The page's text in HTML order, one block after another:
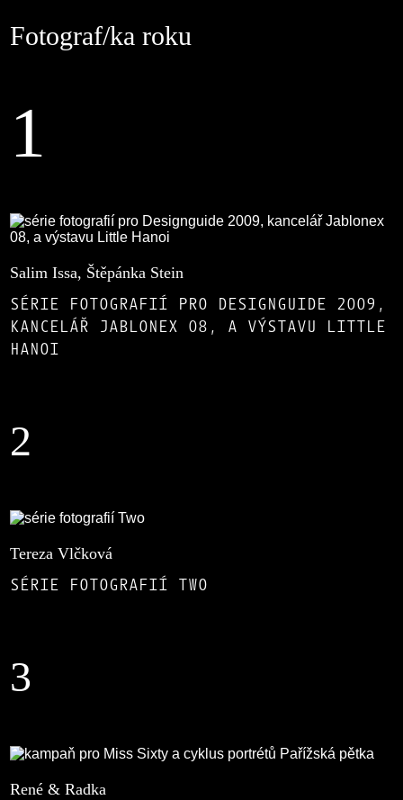
Fotograf/ka roku
1
Salim Issa, Štěpánka Stein
SÉRIE FOTOGRAFIÍ PRO DESIGNGUIDE 2009,
KANCELÁŘ JABLONEX 08, A VÝSTAVU LITTLE
HANOI
2
Tereza Vlčková
SÉRIE FOTOGRAFIÍ TWO
3
René & Radka